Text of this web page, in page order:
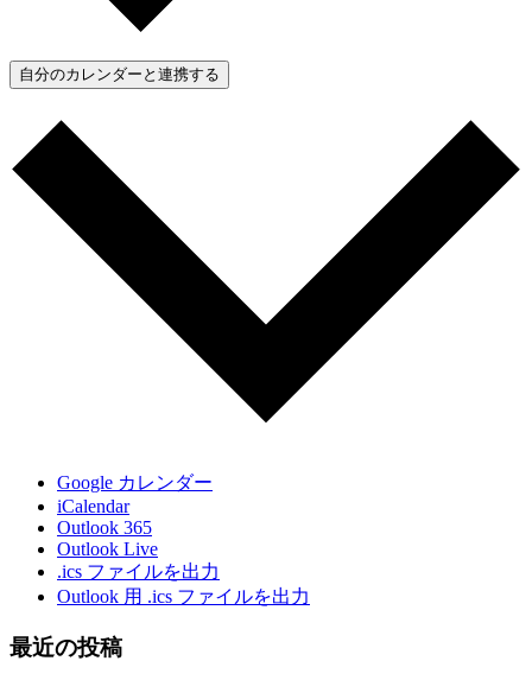
自分のカレンダーと連携する
Google カレンダー
iCalendar
Outlook 365
Outlook Live
.ics ファイルを出力
Outlook 用 .ics ファイルを出力
最近の投稿